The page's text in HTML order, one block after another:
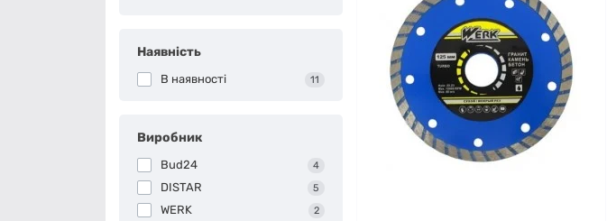
Наявність
В наявності 11
Виробник
Bud24 4
DISTAR 5
WERK 2